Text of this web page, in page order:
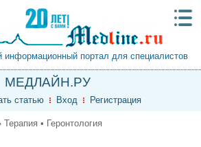
информационный портал для специалистов
МЕДЛАЙН.РУ
статью Вход Регистрация
• Геронтология